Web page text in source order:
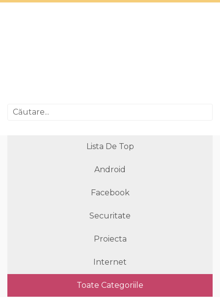
Lista De Top
Android
Facebook
Securitate
Proiecta
Internet
Toate Categoriile